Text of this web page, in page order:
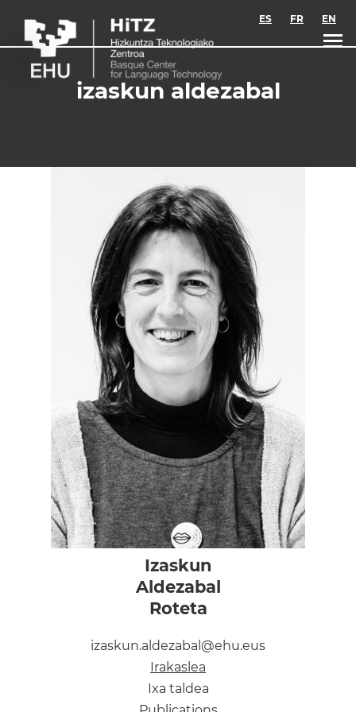
ES FR EN
izaskun aldezabal
Izaskun
Aldezabal
Roteta
izaskun.aldezabal@ehu.eus
Irakaslea
Ixa taldea